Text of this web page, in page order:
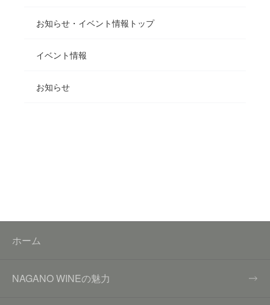
お知らせ・イベント情報トップ
イベント情報
お知らせ
ホーム
NAGANO WINEの魅力